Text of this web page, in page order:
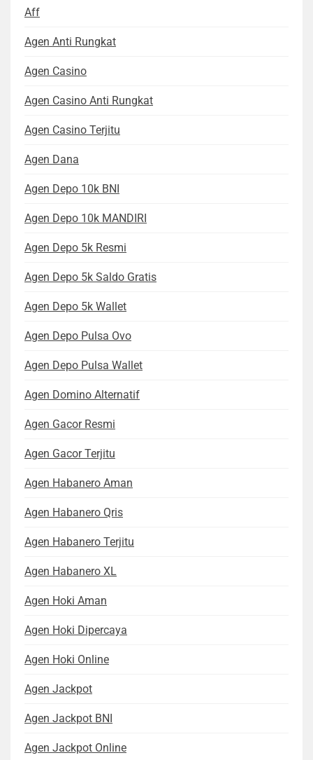
Aff
Agen Anti Rungkat
Agen Casino
Agen Casino Anti Rungkat
Agen Casino Terjitu
Agen Dana
Agen Depo 10k BNI
Agen Depo 10k MANDIRI
Agen Depo 5k Resmi
Agen Depo 5k Saldo Gratis
Agen Depo 5k Wallet
Agen Depo Pulsa Ovo
Agen Depo Pulsa Wallet
Agen Domino Alternatif
Agen Gacor Resmi
Agen Gacor Terjitu
Agen Habanero Aman
Agen Habanero Qris
Agen Habanero Terjitu
Agen Habanero XL
Agen Hoki Aman
Agen Hoki Dipercaya
Agen Hoki Online
Agen Jackpot
Agen Jackpot BNI
Agen Jackpot Online